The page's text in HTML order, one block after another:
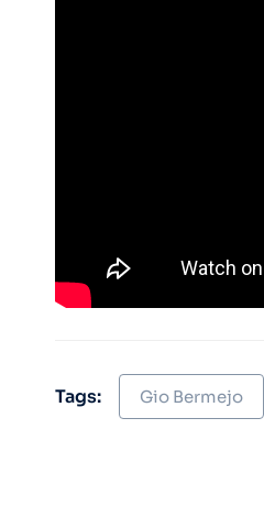
Tags: Gio Bermejo